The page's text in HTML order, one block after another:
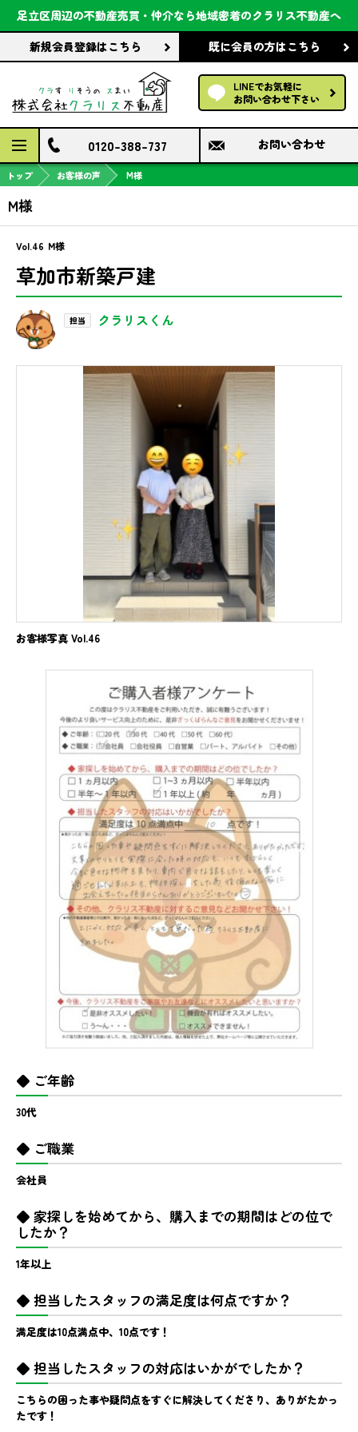
足立区周辺の不動産売買・仲介なら地域密着のクラリス不動産へ
新規会員登録はこちら 既に会員の方はこちら
LINEでお気軽に
お問い合わせ下さい
会社案内
前回の履歴で探す
保存した条件で探す
検討中の物件
0120-388-737 お問い合わせ
トップ お客様の声 M様
M様
Vol.46 M様
草加市新築戸建
担当 クラリスくん
お客様写真 Vol.46
◆ ご年齢
30代
◆ ご職業
会社員
◆ 家探しを始めてから、購入までの期間はどの位で
したか？
1年以上
◆ 担当したスタッフの満足度は何点ですか？
満足度は10点満点中、10点です！
◆ 担当したスタッフの対応はいかがでしたか？
こちらの困った事や疑問点をすぐに解決してくださり、ありがたかっ
たです！